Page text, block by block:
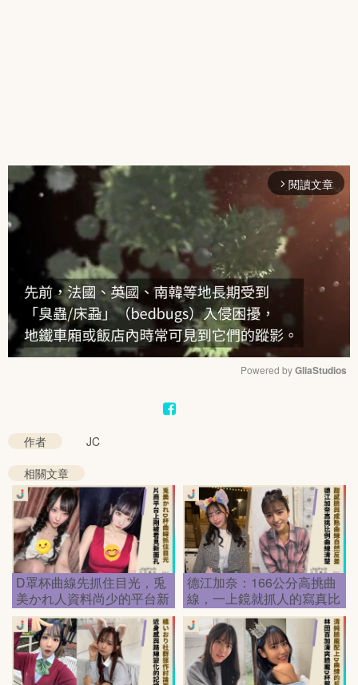
arrow_forward_ios 閱讀文章
Powered by GliaStudios
作者
JC
相關文章
D罩杯曲線先抓住目光，兎
美かれ人資料尚少的平台新
面孔
德江加奈：166公分高挑曲
線，一上鏡就抓人的寫真比
例